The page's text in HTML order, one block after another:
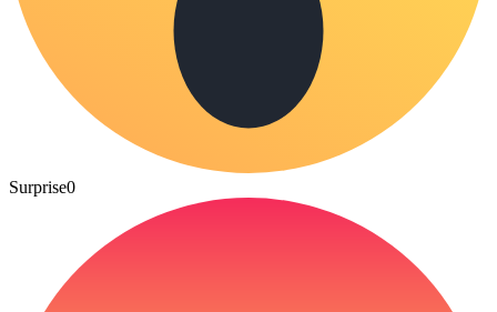
Surprise0